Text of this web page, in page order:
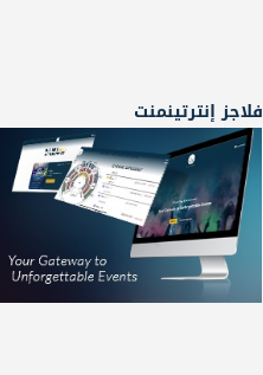
فلاجز إنترتينمنت